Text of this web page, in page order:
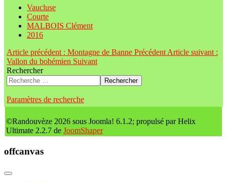
Vaucluse
Courte
MALBOIS Clément
2016
Article précédent : Montagne de Banne Précédent Article suivant :
Vallon du bohémien Suivant
Rechercher
Rechercher
Paramètres de recherche
©Randouvèze 2026 sous Joomla! 6.1.2; propulsé par Helix
Ultimate 2.2.7 de JoomShaper
offcanvas